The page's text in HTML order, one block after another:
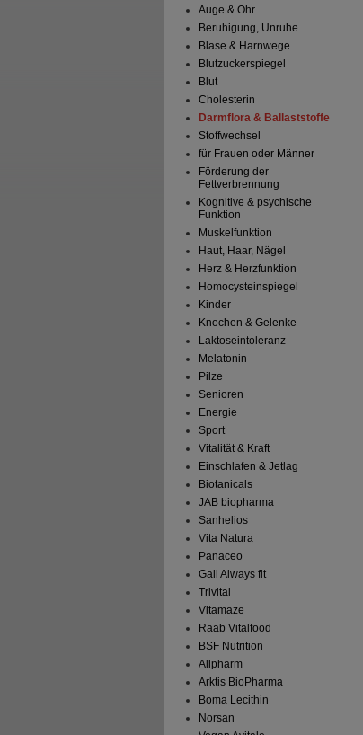
Auge & Ohr
Beruhigung, Unruhe
Blase & Harnwege
Blutzuckerspiegel
Blut
Cholesterin
Darmflora & Ballaststoffe
Stoffwechsel
für Frauen oder Männer
Förderung der
Fettverbrennung
Kognitive & psychische
Funktion
Muskelfunktion
Haut, Haar, Nägel
Herz & Herzfunktion
Homocysteinspiegel
Kinder
Knochen & Gelenke
Laktoseintoleranz
Melatonin
Pilze
Senioren
Energie
Sport
Vitalität & Kraft
Einschlafen & Jetlag
Biotanicals
JAB biopharma
Sanhelios
Vita Natura
Panaceo
Gall Always fit
Trivital
Vitamaze
Raab Vitalfood
BSF Nutrition
Allpharm
Arktis BioPharma
Boma Lecithin
Norsan